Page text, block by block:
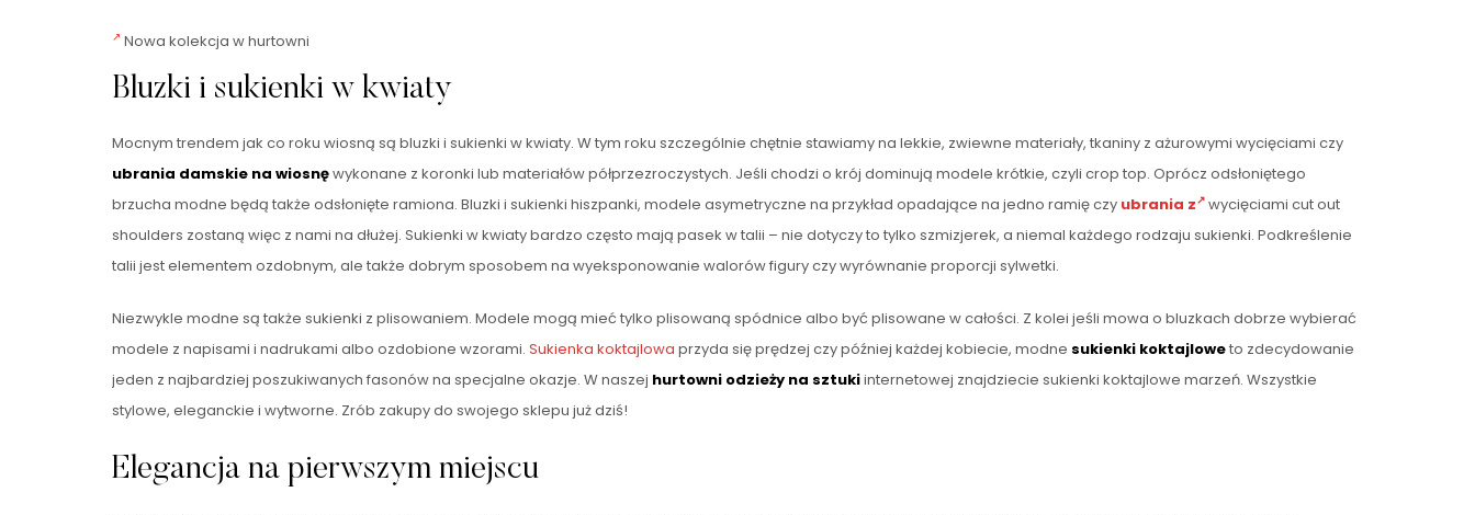
Nowa kolekcja w hurtowni
Bluzki i sukienki w kwiaty
Mocnym trendem jak co roku wiosną są bluzki i sukienki w kwiaty. W tym roku szczególnie chętnie stawiamy na lekkie, zwiewne materiały, tkaniny z ażurowymi wycięciami czy
ubrania damskie na wiosnęwykonane z koronki lub materiałów półprzezroczystych. Jeśli chodzi o krój dominują modele krótkie, czyli crop top. Oprócz odsłoniętego
brzucha modne będą także odsłonięte ramiona. Bluzki i sukienki hiszpanki, modele asymetryczne na przykład opadające na jedno ramię czy ubrania z
wycięciami cut out
shoulders zostaną więc z nami na dłużej. Sukienki w kwiaty bardzo często mają pasek w talii – nie dotyczy to tylko szmizjerek, a niemal każdego rodzaju sukienki. Podkreślenie
talii jest elementem ozdobnym, ale także dobrym sposobem na wyeksponowanie walorów figury czy wyrównanie proporcji sylwetki.
Niezwykle modne są także sukienki z plisowaniem. Modele mogą mieć tylko plisowaną spódnice albo być plisowane w całości. Z kolei jeśli mowa o bluzkach dobrze wybierać
modele z napisami i nadrukami albo ozdobione wzorami. Sukienka koktajlowa przyda się prędzej czy później każdej kobiecie, modne sukienki koktajloweto zdecydowanie
jeden z najbardziej poszukiwanych fasonów na specjalne okazje. W naszej hurtowni odzieży na sztukiinternetowej znajdziecie sukienki koktajlowe marzeń. Wszystkie
stylowe, eleganckie i wytworne. Zrób zakupy do swojego sklepu już dziś!
Elegancja na pierwszym miejscu